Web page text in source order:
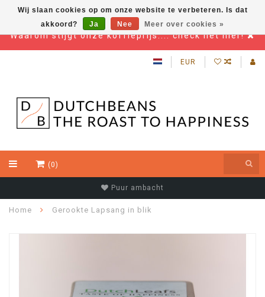
Waarom stijgt onze koffieprijs.... check het hier!
EUR
(0)
Puur ambacht
Home Gerookte Lapsang in blik
Wij slaan cookies op om onze website te verbeteren. Is dat
akkoord?
Ja Nee Meer over cookies »